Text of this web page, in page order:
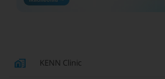
KENN Clinic